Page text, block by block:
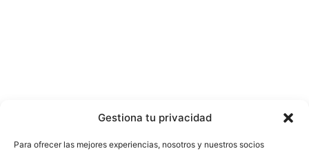
Gestiona tu privacidad
Para ofrecer las mejores experiencias, nosotros y nuestros socios